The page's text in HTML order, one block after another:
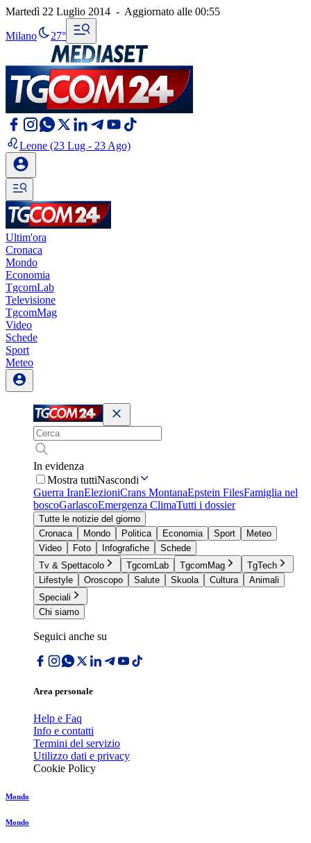
Martedì 22 Luglio 2014 - Aggiornato alle 00:55
Milano 27°
Leone (23 Lug - 23 Ago)
Ultim'ora
Cronaca
Mondo
Economia
TgcomLab
Televisione
TgcomMag
Video
Schede
Sport
Meteo
In evidenza
Mostra tuttiNascondi
Guerra IranElezioniCrans MontanaEpstein FilesFamiglia nel
boscoGarlascoEmergenza ClimaTutti i dossier
Tutte le notizie del giorno
Cronaca
Mondo Politica Economia Sport
Meteo
Video
Foto Infografiche
Schede
Tv & Spettacolo
TgcomLab TgcomMag
TgTech
Lifestyle
Oroscopo Salute Skuola Cultura
Animali
Speciali
Chi siamo
Seguici anche su
Area personale
Help e Faq
Info e contatti
Termini del servizio
Utilizzo dati e privacy
Cookie Policy
Mondo
Mondo